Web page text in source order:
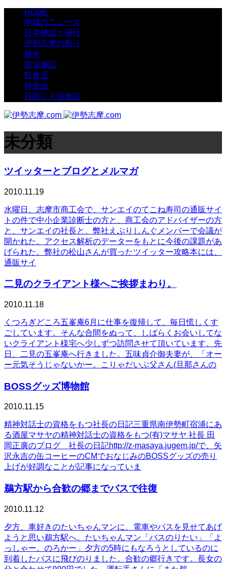
HOME
地域のニュース
日本神話と神社
伊勢志摩の祭り
観光
宿泊施設
飲食店
特産品
日帰り入浴施設
未分類
ツイッターとブログとメルマガ
2010.11.19
水曜日、志摩市商工会で、サンエイのてこね寿司の通販サイ
トの件で中小企業診断士の方と、商工会のアドバイザーの方
と、サンエイの社長と、弊社えぶりしんぐメンバーで会議が
開かれた。アクセス解析のデーターをもとに今後の課題があ
げられた。弊社の松山さんが買ったツイッター攻略本には、
通販サイ
二見のクライアント様へご挨拶まわり。
2010.11.18
くつろぎどころ五峯庵6月に仕事を復帰して、毎日慌しくす
ごしています。そんな合間をぬって、しばらくお会いしてな
いクライアント様宅へ少しずつ訪問させて頂いています。先
日、二見の五峯庵へ行きました。五味貞介御夫妻が、「オー
ー元気そうじゃないかー。こりゃだいぶ父さん(旦那さんの
BOSSグッズ博物館
2010.11.15
精神対話士の資格をもつ社長の日記三重県南伊勢町宿浦にあ
る酒屋マサヤの精神対話士の資格をもつ(有)マサヤ 社長 田
岡正廣のブログ 社長の日記http://z-masaya.jugem.jp/で、矢
沢永吉の缶コーヒーのCMでおなじみのBOSSグッズの売り
上げが好調なことが記事になっていま
鵜方駅から合歓の郷までバスで往復
2010.11.12
夕方、車好きのたいちゃんマンに、電車やバスを見せてあげ
ようと思い鵜方駅へ。たいちゃんマン「バスのりたい」「よ
っしゃー。のろかー」夕方の5時にもなろうとしているのに
到着したバスに飛びのりました。合歓の郷行きです。長女の